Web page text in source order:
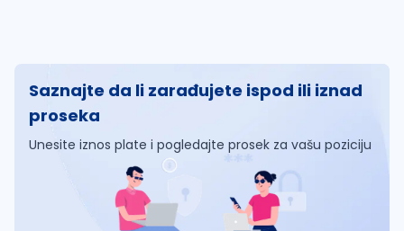
Saznajte da li zarađujete ispod ili iznad
proseka
Unesite iznos plate i pogledajte prosek za vašu poziciju